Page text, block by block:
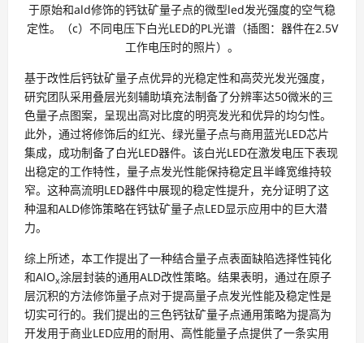
于原始和ald修饰的钙钛矿量子点的微型led发光强度的空气稳
定性。（c）不同电压下白光LED的PL光谱（插图：器件在2.5V
工作电压时的照片）。
基于改性后钙钛矿量子点优异的光稳定性和高荧光发光强度，
研究团队采用叠层光刻辅助填充法制备了分辨率达50微米的三
色量子点图案，呈现出高对比度的明亮发光和优异的均匀性。
此外，通过将修饰后的红光、绿光量子点与商用蓝光LED芯片
集成，成功制备了白光LED器件。该白光LED在激发电压下表现
出稳定的工作特性，量子点发光性能保持稳定且半峰宽维持较
窄。这种高流明LED器件中展现的稳定性提升，充分证明了这
种温和ALD修饰策略在钙钛矿量子点LED显示应用中的巨大潜
力。
综上所述，本工作提出了一种结合量子点表面缺陷选择性钝化
和AlOx涂层封装的通用ALD改性策略。结果表明，通过在原子
层沉积的方法修饰量子点对于提高量子点发光性能及稳定性是
切实可行的。我们提出的三色钙钛矿量子点通用策略为提高为
开发用于商业LED应用的耐用、高性能量子点提供了一条实用